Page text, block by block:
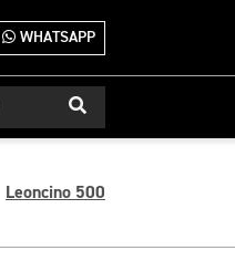
WHATSAPP
Leoncino 500